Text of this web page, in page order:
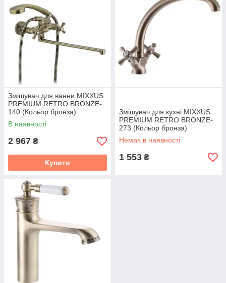
Змішувач для ванни MIXXUS
PREMIUM RETRO BRONZE-
140 (Кольор бронза)
(MI1651)
В наявності
2 967 ₴
Купити
Змішувач для кухні MIXXUS
PREMIUM RETRO BRONZE-
273 (Кольор бронза)
(MI1653)
Немає в наявності
1 553 ₴